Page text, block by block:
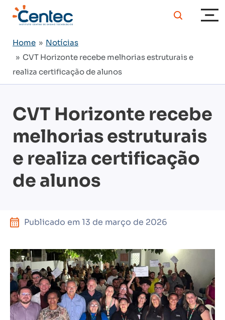
Home » Notícias
» CVT Horizonte recebe melhorias estruturais e
realiza certificação de alunos
CVT Horizonte recebe
melhorias estruturais
e realiza certificação
de alunos
Publicado em 13 de março de 2026